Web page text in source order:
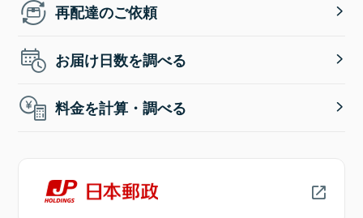
再配達のご依頼
お届け日数を調べる
料金を計算・調べる